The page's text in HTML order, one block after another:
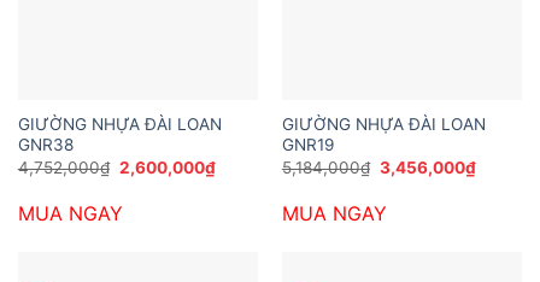
GIƯỜNG NHỰA ĐÀI LOAN
GNR38
4,752,000₫ Giá
gốc
4,752,000₫.
2,600,000₫Giá
hiện
MUA NGAY
GIƯỜNG NHỰA ĐÀI LOAN
GNR19
5,184,000₫ Giá
gốc
5,184,000₫.
3,456,000₫Giá
hiện
MUA NGAY